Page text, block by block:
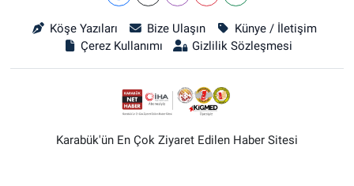
Köşe Yazıları Bize Ulaşın
Künye / İletişim
Çerez Kullanımı
Gizlilik Sözleşmesi
Karabük'ün En Çok Ziyaret Edilen Haber Sitesi